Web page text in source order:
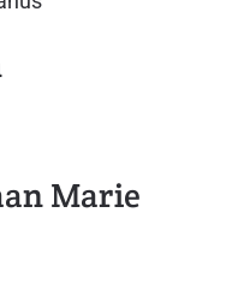
Marie